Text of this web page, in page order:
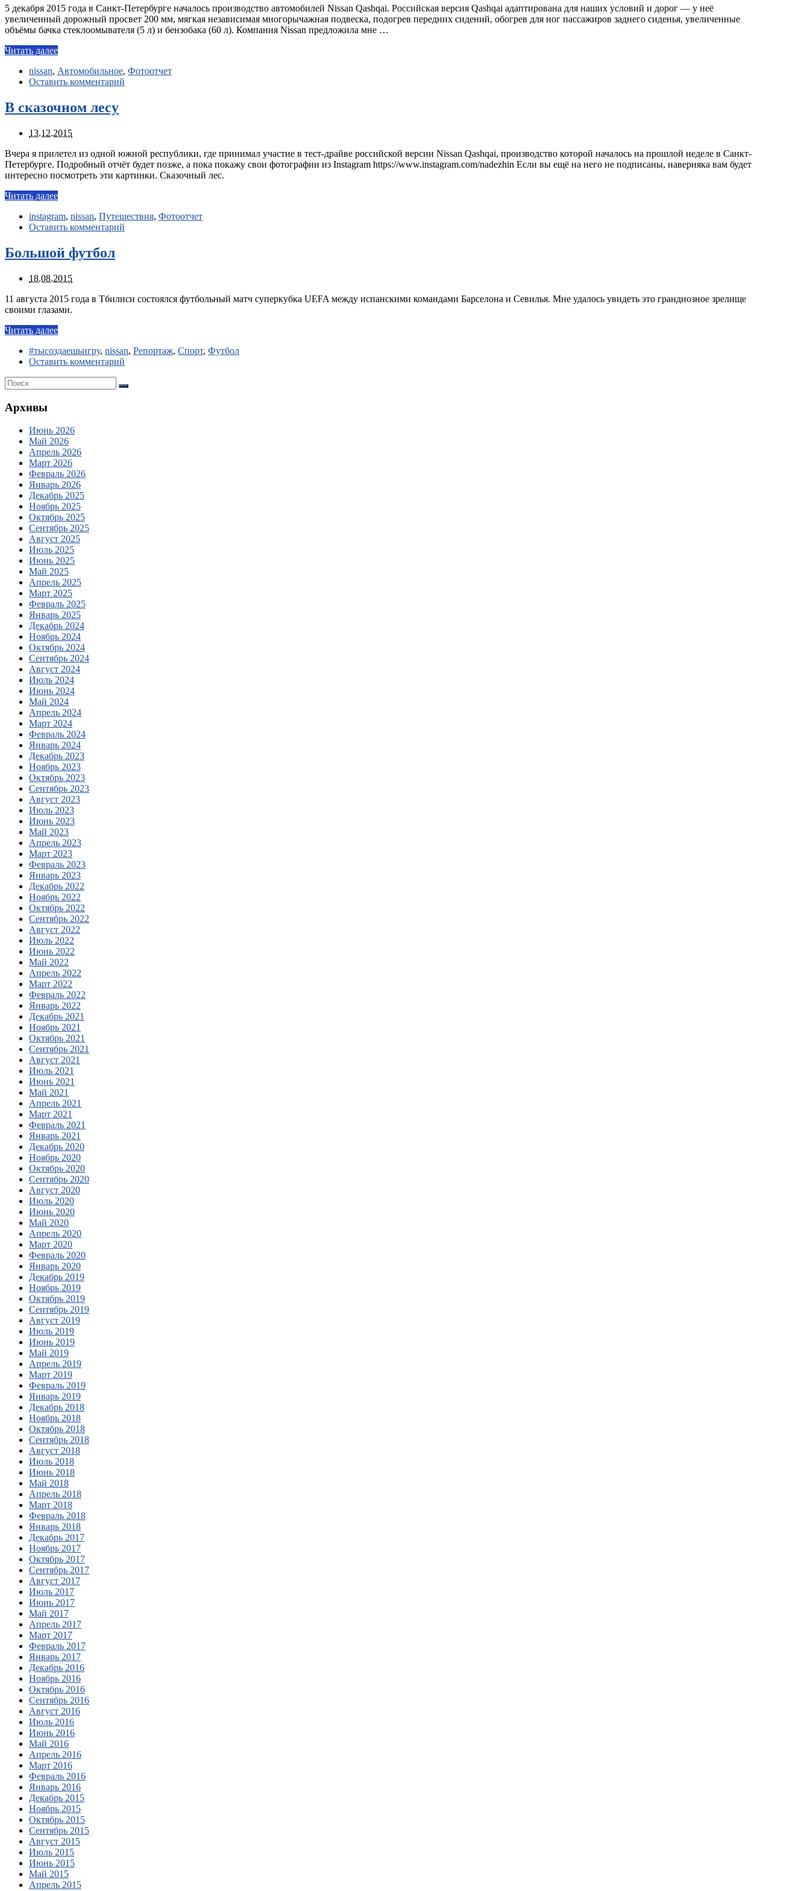
5 декабря 2015 года в Санкт-Петербурге началось производство автомобилей Nissan Qashqai. Российская версия Qashqai адаптирована для наших условий и дорог — у неё
увеличенный дорожный просвет 200 мм, мягкая независимая многорычажная подвеска, подогрев передних сидений, обогрев для ног пассажиров заднего сиденья, увеличенные
объёмы бачка стеклоомывателя (5 л) и бензобака (60 л). Компания Nissan предложила мне …
Читать далее
nissan, Автомобильное, Фотоотчет
Оставить комментарий
В сказочном лесу
13.12.2015
Вчера я прилетел из одной южной республики, где принимал участие в тест-драйве российской версии Nissan Qashqai, производство которой началось на прошлой неделе в Санкт-
Петербурге. Подробный отчёт будет позже, а пока покажу свои фотографии из Instagram https://www.instagram.com/nadezhin Если вы ещё на него не подписаны, наверняка вам будет
интересно посмотреть эти картинки. Сказочный лес.
Читать далее
instagram, nissan, Путешествия, Фотоотчет
Оставить комментарий
Большой футбол
18.08.2015
11 августа 2015 года в Тбилиси состоялся футбольный матч суперкубка UEFA между испанскими командами Барселона и Севилья. Мне удалось увидеть это грандиозное зрелище
своими глазами.
Читать далее
#тысоздаешьигру, nissan, Репортаж, Спорт, Футбол
Оставить комментарий
Архивы
Июнь 2026
Май 2026
Апрель 2026
Март 2026
Февраль 2026
Январь 2026
Декабрь 2025
Ноябрь 2025
Октябрь 2025
Сентябрь 2025
Август 2025
Июль 2025
Июнь 2025
Май 2025
Апрель 2025
Март 2025
Февраль 2025
Январь 2025
Декабрь 2024
Ноябрь 2024
Октябрь 2024
Сентябрь 2024
Август 2024
Июль 2024
Июнь 2024
Май 2024
Апрель 2024
Март 2024
Февраль 2024
Январь 2024
Декабрь 2023
Ноябрь 2023
Октябрь 2023
Сентябрь 2023
Август 2023
Июль 2023
Июнь 2023
Май 2023
Апрель 2023
Март 2023
Февраль 2023
Январь 2023
Декабрь 2022
Ноябрь 2022
Октябрь 2022
Сентябрь 2022
Август 2022
Июль 2022
Июнь 2022
Май 2022
Апрель 2022
Март 2022
Февраль 2022
Январь 2022
Декабрь 2021
Ноябрь 2021
Октябрь 2021
Сентябрь 2021
Август 2021
Июль 2021
Июнь 2021
Май 2021
Апрель 2021
Март 2021
Февраль 2021
Январь 2021
Декабрь 2020
Ноябрь 2020
Октябрь 2020
Сентябрь 2020
Август 2020
Июль 2020
Июнь 2020
Май 2020
Апрель 2020
Март 2020
Февраль 2020
Январь 2020
Декабрь 2019
Ноябрь 2019
Октябрь 2019
Сентябрь 2019
Август 2019
Июль 2019
Июнь 2019
Май 2019
Апрель 2019
Март 2019
Февраль 2019
Январь 2019
Декабрь 2018
Ноябрь 2018
Октябрь 2018
Сентябрь 2018
Август 2018
Июль 2018
Июнь 2018
Май 2018
Апрель 2018
Март 2018
Февраль 2018
Январь 2018
Декабрь 2017
Ноябрь 2017
Октябрь 2017
Сентябрь 2017
Август 2017
Июль 2017
Июнь 2017
Май 2017
Апрель 2017
Март 2017
Февраль 2017
Январь 2017
Декабрь 2016
Ноябрь 2016
Октябрь 2016
Сентябрь 2016
Август 2016
Июль 2016
Июнь 2016
Май 2016
Апрель 2016
Март 2016
Февраль 2016
Январь 2016
Декабрь 2015
Ноябрь 2015
Октябрь 2015
Сентябрь 2015
Август 2015
Июль 2015
Июнь 2015
Май 2015
Апрель 2015